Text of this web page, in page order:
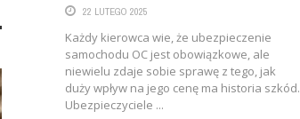
22 LUTEGO 2025
Każdy kierowca wie, że ubezpieczenie
samochodu OC jest obowiązkowe, ale
niewielu zdaje sobie sprawę z tego, jak
duży wpływ na jego cenę ma historia szkód.
Ubezpieczyciele ...